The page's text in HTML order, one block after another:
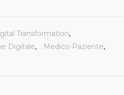
Transformation,
Digitale, Medico-Paziente,